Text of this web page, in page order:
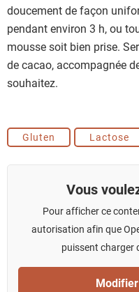
doucement de façon
pendant environ 3 h, ou
mousse soit bien prise.
de cacao, accompagnée
souhaitez.
Gluten Lactose
Vous
Pour afficher ce
autorisation afin que
puissent charger